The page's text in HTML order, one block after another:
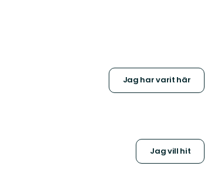
Jag har varit här
Jag vill hit